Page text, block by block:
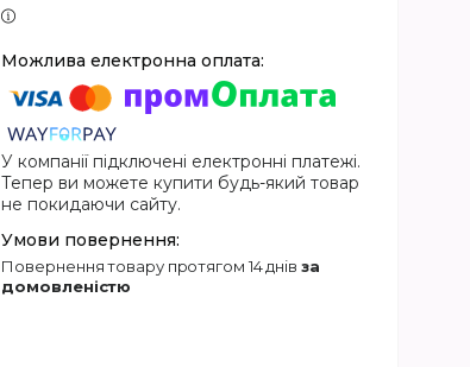
У компанії підключені електронні платежі.
Тепер ви можете купити будь-який товар
не покидаючи сайту.
повернення товару протягом 14 днів за
домовленістю